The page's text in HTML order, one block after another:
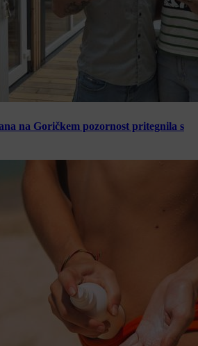
na Goričkem pozornost pritegnila s